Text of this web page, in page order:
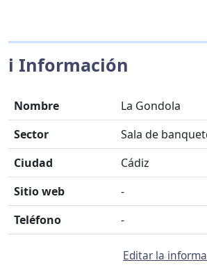
ℹ️ Información
Nombre
La Gondola
Sector
Sala de
Ciudad
Cádiz
Sitio web
-
Teléfono
-
Editar la